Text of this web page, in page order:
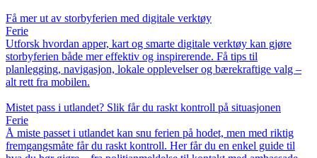
Få mer ut av storbyferien med digitale verktøy
Ferie
Utforsk hvordan apper, kart og smarte digitale verktøy kan gjøre
storbyferien både mer effektiv og inspirerende. Få tips til
planlegging, navigasjon, lokale opplevelser og bærekraftige valg –
alt rett fra mobilen.
Mistet pass i utlandet? Slik får du raskt kontroll på situasjonen
Ferie
Å miste passet i utlandet kan snu ferien på hodet, men med riktig
fremgangsmåte får du raskt kontroll. Her får du en enkel guide til